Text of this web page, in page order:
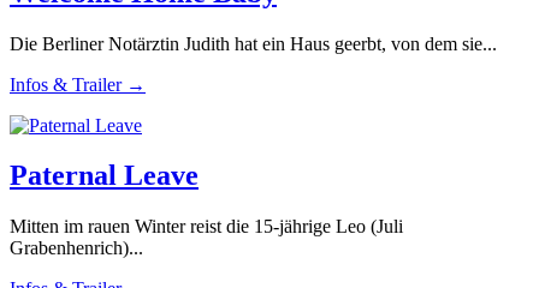
Die Berliner Notärztin Judith hat ein Haus geerbt, von dem sie...
Infos & Trailer →
Paternal Leave
Mitten im rauen Winter reist die 15-jährige Leo (Juli
Grabenhenrich)...